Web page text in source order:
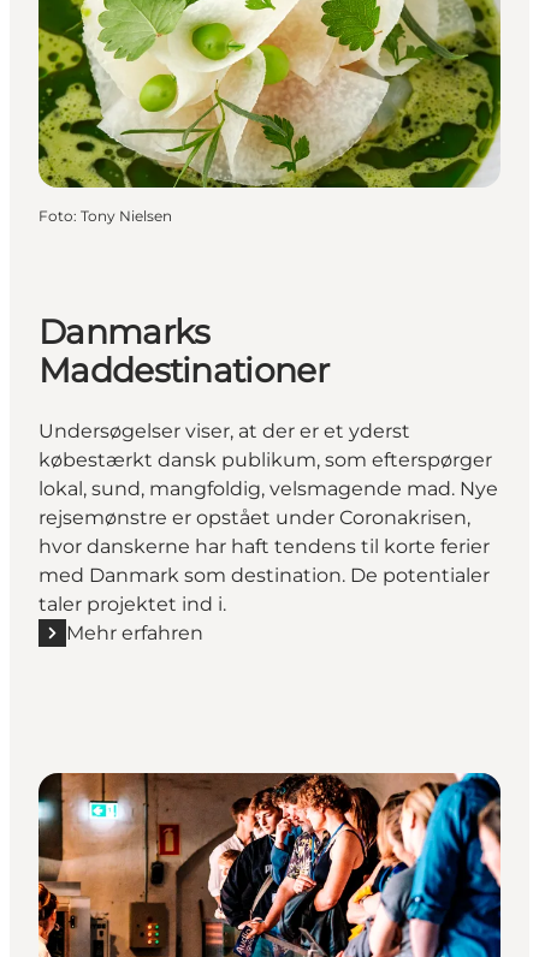
Foto: Tony Nielsen
Danmarks
Maddestinationer
Undersøgelser viser, at der er et yderst
købestærkt dansk publikum, som efterspørger
lokal, sund, mangfoldig, velsmagende mad. Nye
rejsemønstre er opstået under Coronakrisen,
hvor danskerne har haft tendens til korte ferier
med Danmark som destination. De potentialer
taler projektet ind i.
Mehr erfahren
Mehr erfahren "Danmarks Maddestinationer"